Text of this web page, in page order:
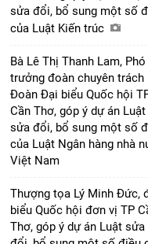
sửa đổi, bổ sung một số
của Luật Kiến trúc
Bà Lê Thị Thanh Lam, Phó
trưởng đoàn chuyên trách
Đoàn Đại biểu Quốc hội
Cần Thơ, góp ý dự án Luật
sửa đổi, bổ sung một số
của Luật Ngân hàng nhà
Việt Nam
Thượng tọa Lý Minh Đức,
biểu Quốc hội đơn vị TP
Thơ, góp ý dự án Luật sửa